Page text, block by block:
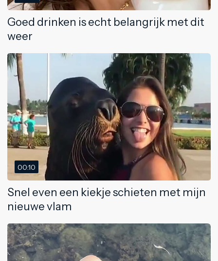
Goed drinken is echt belangrijk met dit
weer
00:10
Snel even een kiekje schieten met mijn
nieuwe vlam